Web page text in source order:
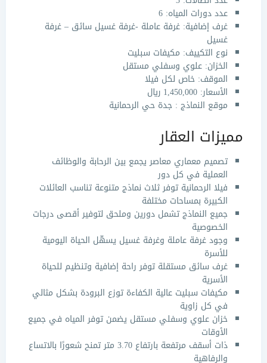
عدد دورات المياه: 6
غرف إضافية: غرفة عاملة -غرفة غسيل سائق – غرفة
غسيل
نوع التكييف: مكيفات سبليت
الخزان: علوي وسفلي مستقل
الموقف: خاص لكل فيلا
الأسعار: 1,450,000 ريال
موقع النماذج : جدة حي الرحمانية
مميزات العقار
تصميم معماري معاصر يجمع بين الرحابة والوظائف
العملية في كل دور
فيلا الرحمانيةتوفر ثلاث نماذج متنوعة تناسب العائلات
الكبيرة بمساحات مختلفة
جميع النماذج تشمل دورين وملحق لتوفير أقصى درجات
الخصوصية
وجود غرفة عاملة وغرفة غسيل يسهّل الحياة اليومية
للأسرة
غرف سائق مستقلة توفر راحة إضافية وتنظيم للحياة
الأسرية
مكيفات سبليت عالية الكفاءة توزع البرودة بشكل مثالي
في كل زاوية
خزان علوي وسفلي مستقل يضمن توفر المياه في جميع
الأوقات
ذات أسقف مرتفعة بارتفاع 3.70 متر تمنح شعورًا بالاتساع
والرفاهية